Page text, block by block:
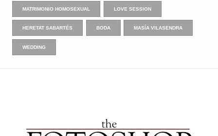
MATRIMONIO HOMOSEXUAL LOVE SESSION
HERETAT SABARTÉS BODA MASÍA VILASENDRA
WEDDING